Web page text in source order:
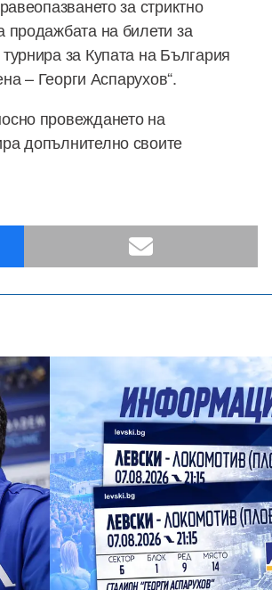
за стриктно
продажбата на билети за
за Купата на България
– Георги Аспарухов“.
провеждането на
допълнително своите